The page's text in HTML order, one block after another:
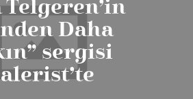
Telgeren’in
Daha
sergisi